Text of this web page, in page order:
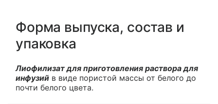
Форма выпуска, состав и
упаковка
Лиофилизат для приготовления раствора для
инфузий в виде пористой массы от белого до
почти белого цвета.